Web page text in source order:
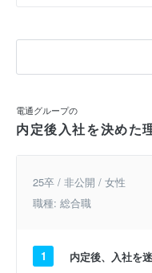
電通グループの
内定後入社を決めた
25卒 / 非公開 / 女性
職種: 総合職
1 内定後、入社を